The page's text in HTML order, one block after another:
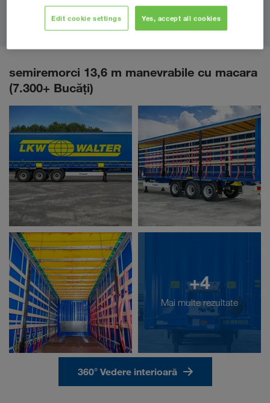
cel puțin 32 scânduri laterale
semiremorci 13,6 m manevrabile cu macara
(7.300+ Bucăţi)
+4
Mai multe rezultate
360° Vedere interioară
Edit cookie settings Yes, accept all cookies